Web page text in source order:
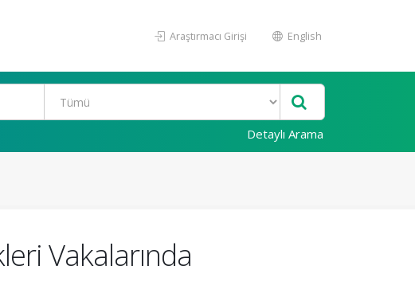
Araştırmacı Girişi English
Detaylı Arama
Vakalarında